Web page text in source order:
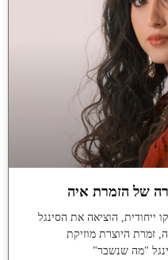
של הזמרת איה
ייחודית, הוציאה את הסינגל
זמרת היוצרת מוזיקת
"מה שנשבר"